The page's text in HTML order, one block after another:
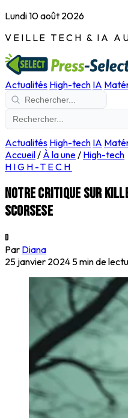
Lundi 10 août 2026
VEILLE TECH & IA
Actualités High-tech IA
Actualités High-tech IA
Accueil/ À la une/ High-tech
HIGH-TECH
Notre critique sur
Scorsese
D
Par Diana
25 janvier 2024 5 min de